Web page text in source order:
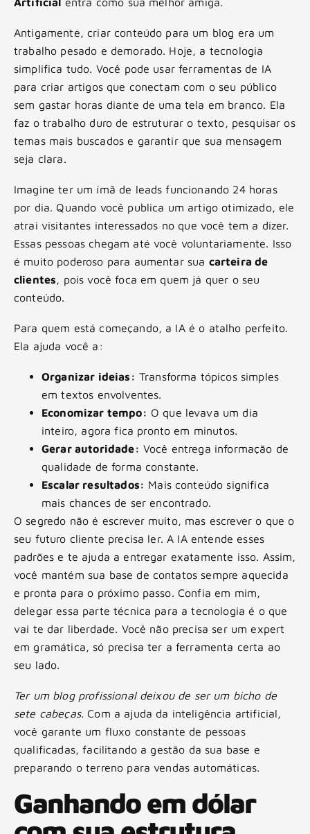
Antigamente, criar conteúdo para um blog era um
trabalho pesado e demorado. Hoje, a tecnologia
simplifica tudo. Você pode usar ferramentas de IA
para criar artigos que conectam com o seu público
sem gastar horas diante de uma tela em branco. Ela
faz o trabalho duro de estruturar o texto, pesquisar os
temas mais buscados e garantir que sua mensagem
seja clara.
Imagine ter um ímã de leads funcionando 24 horas
por dia. Quando você publica um artigo otimizado, ele
atrai visitantes interessados no que você tem a dizer.
Essas pessoas chegam até você voluntariamente. Isso
é muito poderoso para aumentar sua carteira de
clientes, pois você foca em quem já quer o seu
conteúdo.
Para quem está começando, a IA é o atalho perfeito.
Ela ajuda você a:
Organizar ideias: Transforma tópicos simples
em textos envolventes.
Economizar tempo: O que levava um dia
inteiro, agora fica pronto em minutos.
Gerar autoridade: Você entrega informação de
qualidade de forma constante.
Escalar resultados: Mais conteúdo significa
mais chances de ser encontrado.
O segredo não é escrever muito, mas escrever o que o
seu futuro cliente precisa ler. A IA entende esses
padrões e te ajuda a entregar exatamente isso. Assim,
você mantém sua base de contatos sempre aquecida
e pronta para o próximo passo. Confia em mim,
delegar essa parte técnica para a tecnologia é o que
vai te dar liberdade. Você não precisa ser um expert
em gramática, só precisa ter a ferramenta certa ao
seu lado.
Ter um blog profissional deixou de ser um bicho de
sete cabeças. Com a ajuda da inteligência artificial,
você garante um fluxo constante de pessoas
qualificadas, facilitando a gestão da sua base e
preparando o terreno para vendas automáticas.
Ganhando em dólar